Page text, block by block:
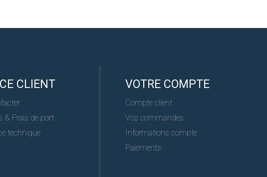
CLIENT
& Frais de port
technique
VOTRE COMPTE
Compte client
Vos commandes
Informations compte
Paiements